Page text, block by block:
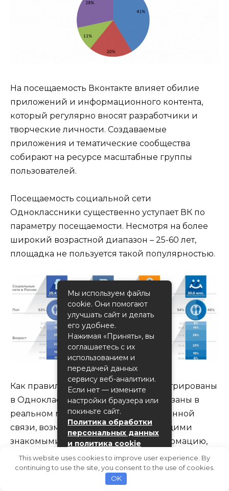
На посещаемость Вконтакте влияет обилие
приложений и информационного контента,
который регулярно вносят разработчики и
творческие личности. Создаваемые
приложения и тематические сообщества
собирают на ресурсе масштабные группы
пользователей.
Посещаемость социальной сети
Одноклассники существенно уступает ВК по
параметру посещаемости. Несмотря на более
широкий возрастной диапазон – 25-60 лет,
площадка не пользуется такой популярностью.
Как правило, люди, которые зарегистрированы
в Одноклассниках так или иначе связаны в
реальном мире, посредством телефонной
связи, возможностью встреч или общими
знакомыми. Это может сделать информацию,
которая размещена на личной странице более
правдивой, но значительно сужает круг
Мы используем файлы
cookie. Они помогают
улучшать сайт и делать
его удобнее.
Нажимая «Принять», вы
соглашаетесь с их
использованием и
передачей данных
сервису веб-аналитики.
Если нет — измените
настройки браузера или
покиньте сайт.
Политика обработки
персональных данных
и политика cookie
Принять
This website uses cookies to improve user experience. By
continuing to use the site, you consent to the use of cookies.
OK